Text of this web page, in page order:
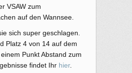
VSAW zum
auf den Wannsee.
sich super geschlagen.
Platz 4 von 14 auf dem
Punkt Abstand zum
findet Ihr hier.